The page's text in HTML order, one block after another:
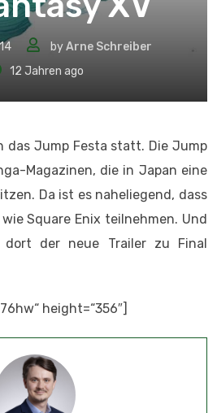
byArne Schreiber
12 Jahren ago
das Jump Festa statt. Die Jump
Magazinen, die in Japan eine
Da ist es naheliegend, dass
Square Enix teilnehmen. Und
der neue Trailer zu Final
height=“356″]